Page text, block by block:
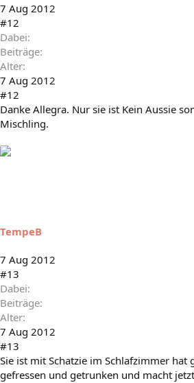
7 Aug 2012
#12
Dabei
Beiträge
Alter
7 Aug 2012
#12
Danke Allegra. Nur sie ist Kein Aussie
Mischling.
TempeB
7 Aug 2012
#13
Dabei
Beiträge
Alter
7 Aug 2012
#13
Sie ist mit Schatzie im Schlafzimmer hat
gefressen und getrunken und macht